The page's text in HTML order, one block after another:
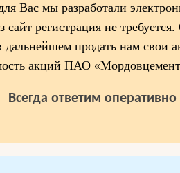
Вас мы разработали
сайт регистрация не
дальнейшем продать нам свои
акций ПАО
Всегда ответим